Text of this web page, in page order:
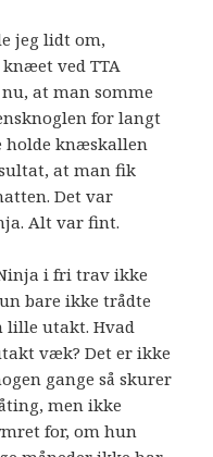
jeg lidt om,
ved TTA
at man somme
for langt
holde knæskallen
at man fik
Det var
Alt var fint.
i fri trav ikke
bare ikke trådte
lille utakt. Hvad
væk? Det er ikke
gange så skurer
men ikke
for, om hun